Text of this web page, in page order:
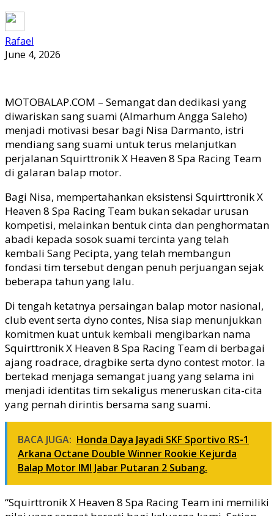
Rafael
June 4, 2026
MOTOBALAP.COM – Semangat dan dedikasi yang
diwariskan sang suami (Almarhum Angga Saleho)
menjadi motivasi besar bagi Nisa Darmanto, istri
mendiang sang suami untuk terus melanjutkan
perjalanan Squirttronik X Heaven 8 Spa Racing Team
di galaran balap motor.
Bagi Nisa, mempertahankan eksistensi Squirttronik X
Heaven 8 Spa Racing Team bukan sekadar urusan
kompetisi, melainkan bentuk cinta dan penghormatan
abadi kepada sosok suami tercinta yang telah
kembali Sang Pecipta, yang telah membangun
fondasi tim tersebut dengan penuh perjuangan sejak
beberapa tahun yang lalu.
Di tengah ketatnya persaingan balap motor nasional,
club event serta dyno contes, Nisa siap menunjukkan
komitmen kuat untuk kembali mengibarkan nama
Squirttronik X Heaven 8 Spa Racing Team di berbagai
ajang roadrace, dragbike serta dyno contest motor. Ia
bertekad menjaga semangat juang yang selama ini
menjadi identitas tim sekaligus meneruskan cita-cita
yang pernah dirintis bersama sang suami.
BACA JUGA: Honda Daya Jayadi SKF Sportivo RS-1
Arkana Octane Double Winner Rookie Kejurda
Balap Motor IMI Jabar Putaran 2 Subang.
“Squirttronik X Heaven 8 Spa Racing Team ini memiliki